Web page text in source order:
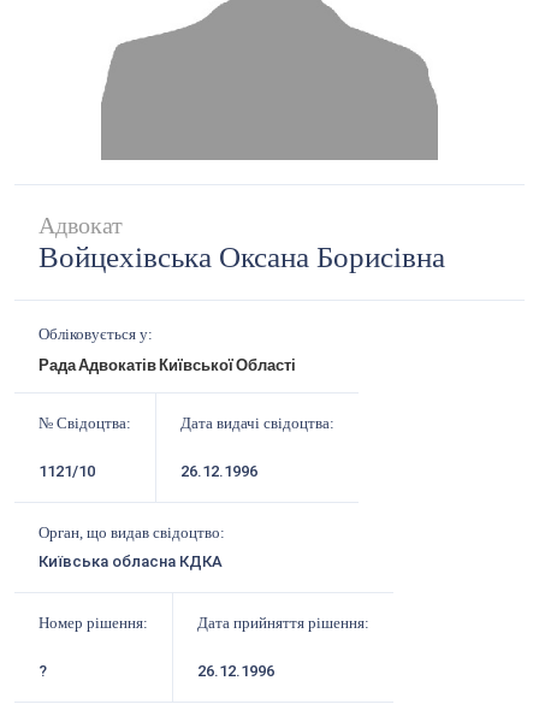
Адвокат
Войцехівська Оксана Борисівна
Обліковується у:
Рада Адвокатів Київської Області
№ Свідоцтва:
1121/10
Дата видачі свідоцтва:
26.12.1996
Орган, що видав свідоцтво:
Київська обласна КДКА
Номер рішення:
?
Дата прийняття рішення:
26.12.1996